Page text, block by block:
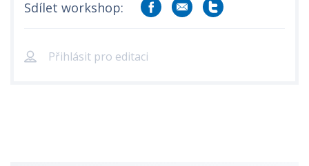
Sdílet workshop:
Přihlásit pro editaci